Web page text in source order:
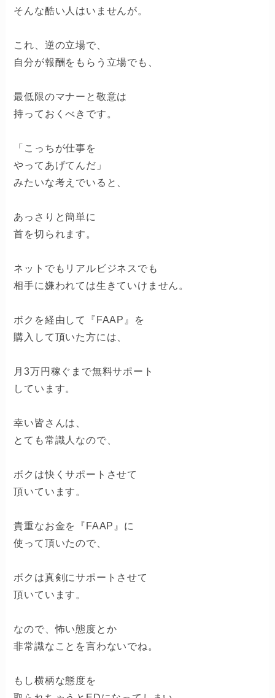
そんな酷い人はいませんが。
これ、逆の立場で、
自分が報酬をもらう立場でも、
最低限のマナーと敬意は
持っておくべきです。
「こっちが仕事を
やってあげてんだ」
みたいな考えでいると、
あっさりと簡単に
首を切られます。
ネットでもリアルビジネスでも
相手に嫌われては生きていけません。
ボクを経由して『FAAP』を
購入して頂いた方には、
月3万円稼ぐまで無料サポート
しています。
幸い皆さんは、
とても常識人なので、
ボクは快くサポートさせて
頂いています。
貴重なお金を『FAAP』に
使って頂いたので、
ボクは真剣にサポートさせて
頂いています。
なので、怖い態度とか
非常識なことを言わないでね。
もし横柄な態度を